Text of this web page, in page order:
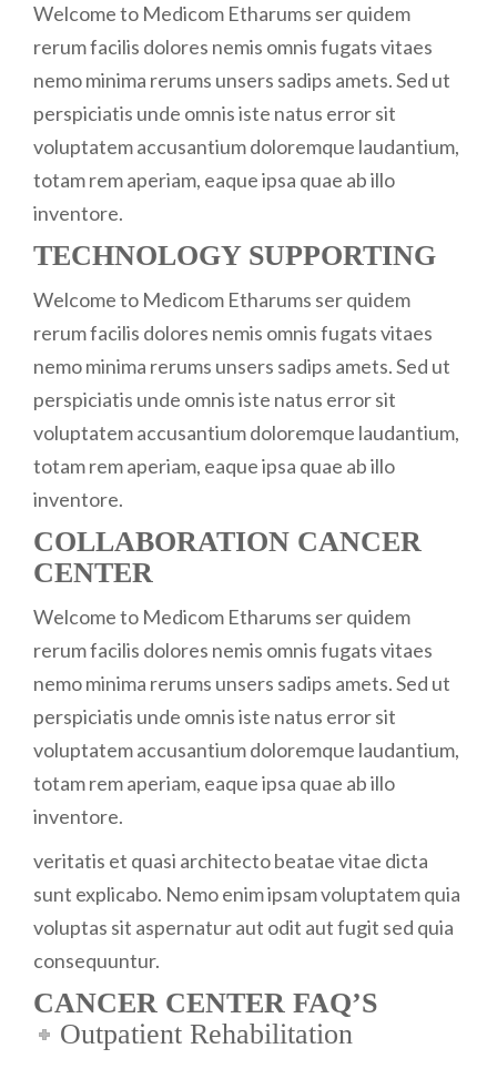
Welcome to Medicom Etharums ser quidem
rerum facilis dolores nemis omnis fugats vitaes
nemo minima rerums unsers sadips amets. Sed ut
perspiciatis unde omnis iste natus error sit
voluptatem accusantium doloremque laudantium,
totam rem aperiam, eaque ipsa quae ab illo
inventore.
TECHNOLOGY SUPPORTING
Welcome to Medicom Etharums ser quidem
rerum facilis dolores nemis omnis fugats vitaes
nemo minima rerums unsers sadips amets. Sed ut
perspiciatis unde omnis iste natus error sit
voluptatem accusantium doloremque laudantium,
totam rem aperiam, eaque ipsa quae ab illo
inventore.
COLLABORATION CANCER
CENTER
Welcome to Medicom Etharums ser quidem
rerum facilis dolores nemis omnis fugats vitaes
nemo minima rerums unsers sadips amets. Sed ut
perspiciatis unde omnis iste natus error sit
voluptatem accusantium doloremque laudantium,
totam rem aperiam, eaque ipsa quae ab illo
inventore.
veritatis et quasi architecto beatae vitae dicta
sunt explicabo. Nemo enim ipsam voluptatem quia
voluptas sit aspernatur aut odit aut fugit sed quia
consequuntur.
CANCER CENTER FAQ’S
Outpatient Rehabilitation